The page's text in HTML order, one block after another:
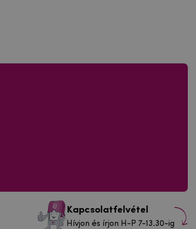
Kapcsolatfelvétel
Hívjon és írjon H-P 7-13.30-ig